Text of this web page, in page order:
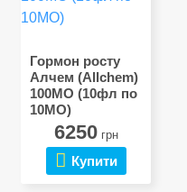
Гормон росту
Алчем (Allchem)
100МО (10фл по
10МО)
6250грн
Купити